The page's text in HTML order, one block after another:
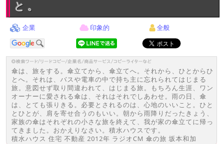
と。
企業 印象的 全般
傘は、旅をする。傘立てから、傘立てへ。それから、ひとからひ
とへ。それは、バスや電車の中で持ち主に忘れられてはじまる
旅。意図せず取り間違われて、はじまる旅。もちろん生涯、ワン
オーナーに愛される傘は、それはそれでしあわせ。雨の日、傘
は、とても張りきる。必要とされるのは、心地のいいこと。ひと
とひとが、肩を寄せ合うのもいい。朝から雨降りだったきょう、
家族の傘はそれぞれの小さな旅を終えて、我が家の傘立てに帰っ
てきました。おかえりなさい。積水ハウスです。
積水ハウス 住宅 不動産 2012年 ラジオCM 傘の旅 坂本和加